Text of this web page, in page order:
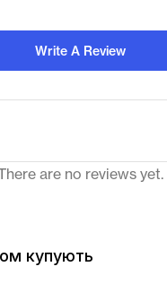
Write A Review
are no reviews yet.
купують